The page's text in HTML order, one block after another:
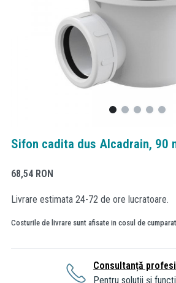
Sifon cadita dus Alcadrain, 90
68,54 RON
Livrare estimata 24-72 de ore lucratoare.
Costurile de livrare sunt afisate in cosul de
Consultanță
Pentru soluții și